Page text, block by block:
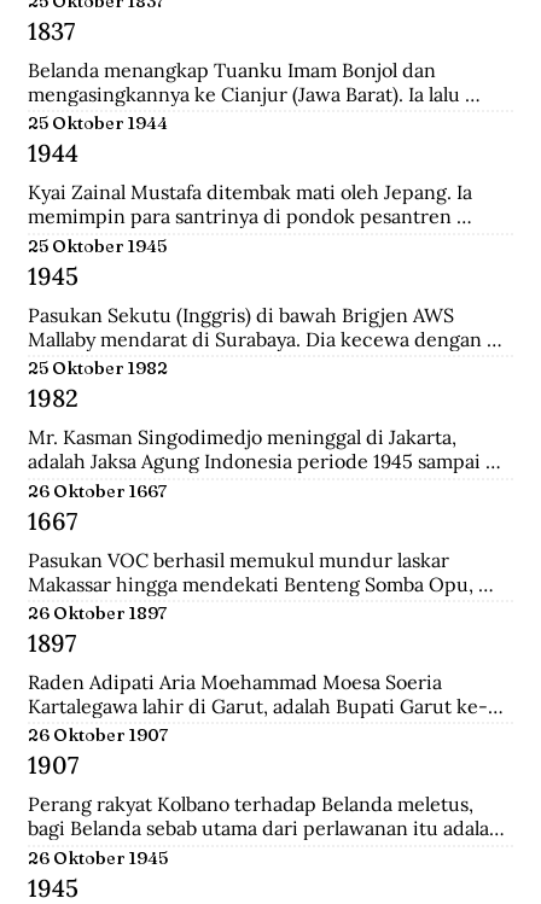
mempertahankan markas Diponegoro di Selarong.
1837
Belanda menangkap Tuanku Imam Bonjol dan
mengasingkannya ke Cianjur (Jawa Barat). Ia lalu
dipindahkan ke Ambon (Maluku), terus ke Manado
(Sulawesi Utara) sampai wafat.
25 Oktober 1944
1944
Kyai Zainal Mustafa ditembak mati oleh Jepang. Ia
memimpin para santrinya di pondok pesantren
Sukamanah, menghadapi serangan pihak jepang.
Peristiwa itu dipicu oleh kedatangan empat opsir
Jepang ke pondok sehari sebelumnya untuk
membawa Kyai  Zainal menghadap pemerintah
Jepang di Tasikmalaya.
25 Oktober 1945
1945
Pasukan Sekutu (Inggris) di bawah Brigjen AWS
Mallaby mendarat di Surabaya. Dia kecewa dengan
keputusan para petinggi Sekutu terhadap rakyat
Surabaya.
25 Oktober 1982
1982
Mr. Kasman Singodimedjo meninggal di Jakarta,
adalah Jaksa Agung Indonesia periode 1945 sampai
1946 dan juga mantan Menteri Muda Kehakiman pada
Kabinet Amir Sjarifuddin II. Selain itu ia juga adalah
Ketua KNIP (Komite Nasional Indonesia Pusat) yang
menjadi cikal bakal dari DPR.
26 Oktober 1667
1667
Pasukan VOC berhasil memukul mundur laskar
Makassar hingga mendekati Benteng Somba Opu,
istana Sultan Hassanudin, bahkan pasukan yang
dipimpin Cornelis Speelman sudah sampai di depan
pintu benteng. Gowa mengalami kekalahan dalam
peperangan. Speelman dan Arung Palakka merasa
bahwa inilah saat untuk menawarkan perundingan
kepada Sultan Hasanuddin.
26 Oktober 1897
1897
Raden Adipati Aria Moehammad Moesa Soeria
Kartalegawa lahir di Garut, adalah Bupati Garut ke-6
yang menjabat dari tahun 1929-1944. Moesa Soeria
Kartalegawa mempelopori pendirian Partai Rakyat
Pasundan (PRP) pada tahun 1946 dan Negara
Pasundan pada tahun 1947.
26 Oktober 1907
1907
Perang rakyat Kolbano terhadap Belanda meletus,
bagi Belanda sebab utama dari perlawanan itu adalah
terbunuhnya 19 serdadu dan beberapa orang sipil
Belanda oleh Boi Kapitan dan anak buahnya.
26 Oktober 1945
1945